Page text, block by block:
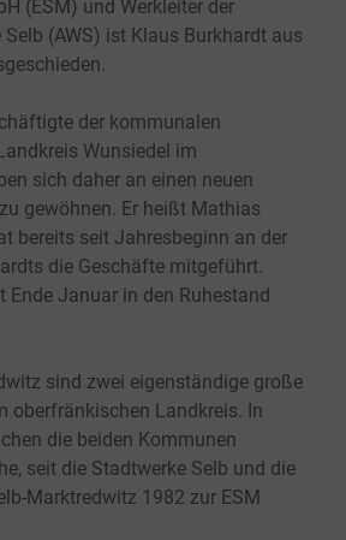
(ESM) und Werkleiter der
(AWS) ist Klaus Burkhardt aus
der kommunalen
Wunsiedel im
sich daher an einen neuen
gewöhnen. Er heißt Mathias
bereits seit Jahresbeginn an der
die Geschäfte mitgeführt.
Ende Januar in den Ruhestand
sind zwei eigenständige große
oberfränkischen Landkreis. In
die beiden Kommunen
seit die Stadtwerke Selb und die
Marktredwitz 1982 zur ESM